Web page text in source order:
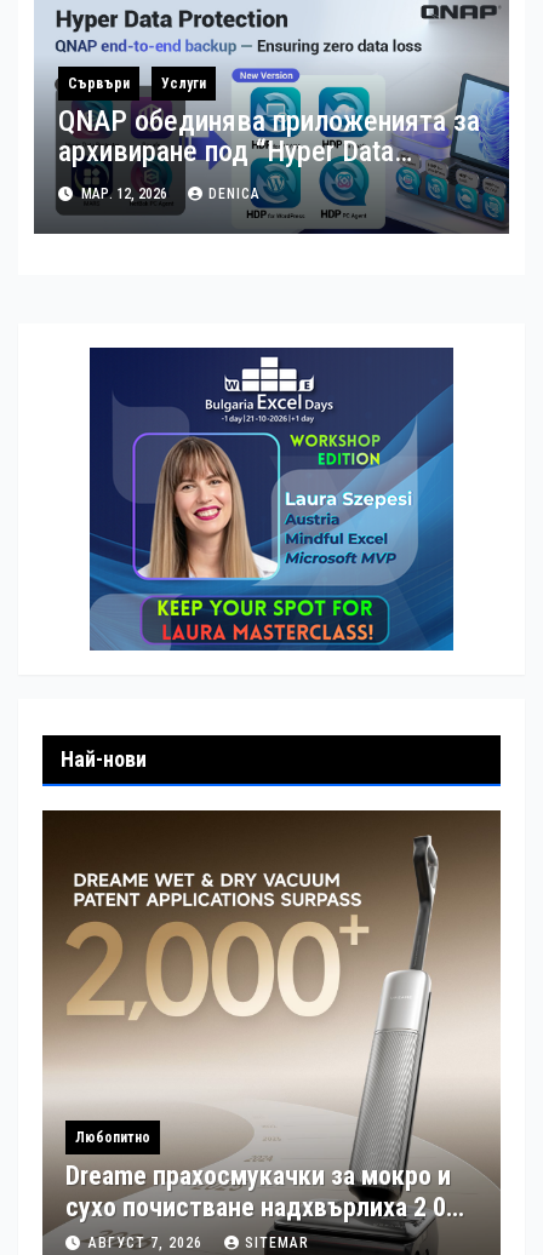
Сървъри Услуги
QNAP обединява приложенията за
архивиране под “Hyper Data
Protection”
МАР. 12, 2026 DENICA
Най-нови
Любопитно
Dreame прахосмукачки за мокро и
сухо почистване надхвърлиха 2 000
патентни заявки в световен мащаб
АВГУСТ 7, 2026 SITEMAR